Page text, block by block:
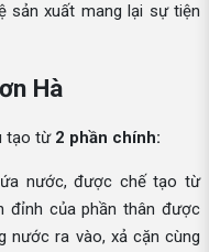
sản xuất mang lại sự tiện
Hà
tạo từ 2 phần chính:
nước, được chế tạo từ
đỉnh của phần thân được
nước ra vào, xả cặn cùng